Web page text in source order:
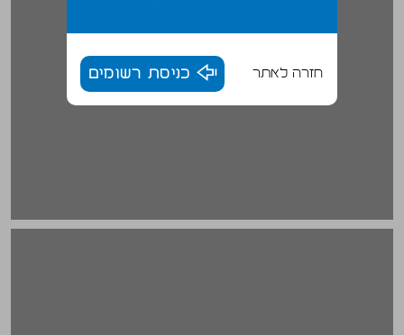
חזרה לאתר כניסת רשומים